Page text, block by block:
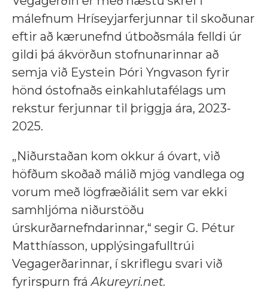
málefnum Hríseyjarferjunnar til skoðunar
eftir að kærunefnd útboðsmála felldi úr
gildi þá ákvörðun stofnunarinnar að
semja við Eystein Þóri Yngvason fyrir
hönd óstofnaðs einkahlutafélags um
rekstur ferjunnar til þriggja ára, 2023-
2025.
„Niðurstaðan kom okkur á óvart, við
höfðum skoðað málið mjög vandlega og
vorum með lögfræðiálit sem var ekki
samhljóma niðurstöðu
úrskurðarnefndarinnar,“ segir G. Pétur
Matthíasson, upplýsingafulltrúi
Vegagerðarinnar, í skriflegu svari við
fyrirspurn fráAkureyri.net.